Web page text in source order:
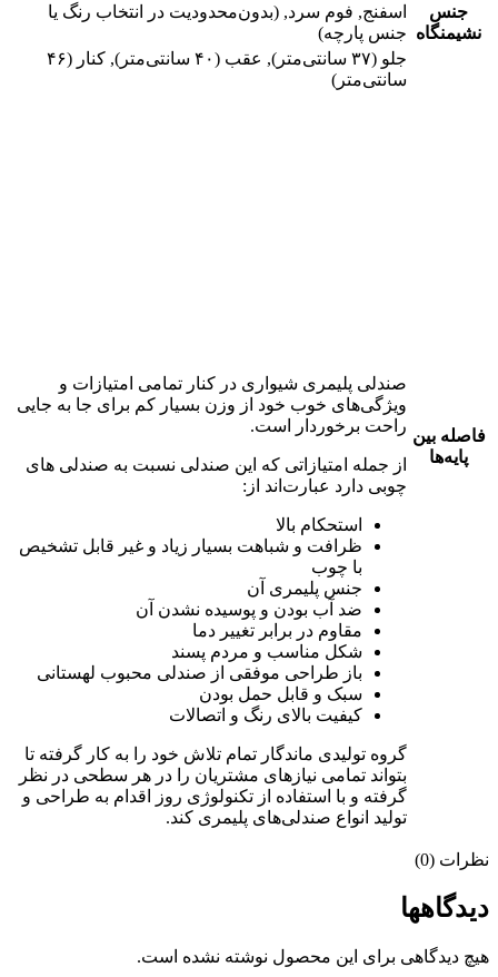
جنس
نشیمنگاه
اسفنج, فوم سرد, (بدون‌محدودیت در انتخاب رنگ یا
جنس پارچه)
فاصله بین
پایه‌ها
جلو (۳۷ سانتی‌متر), عقب (۴۰ سانتی‌متر), کنار (۴۶
سانتی‌متر)
صندلی پلیمری شیواری در کنار تمامی امتیازات و
ویژگی‌های خوب خود از وزن بسیار کم برای جا به جایی
راحت برخوردار است.
از جمله امتیازاتی که این صندلی نسبت به صندلی های
چوبی دارد عبارت‌اند از:
استحکام بالا
ظرافت و شباهت بسیار زیاد و غیر قابل تشخیص
با چوب
جنس پلیمری آن
ضد آب بودن و پوسیده نشدن آن
مقاوم در برابر تغییر دما
شکل مناسب و مردم پسند
باز طراحی موفقی از صندلی محبوب لهستانی
سبک و قابل حمل بودن
کیفیت بالای رنگ و اتصالات
گروه تولیدی ماندگار تمام تلاش خود را به کار گرفته تا
بتواند تمامی نیازهای مشتریان را در هر سطحی در نظر
گرفته و با استفاده از تکنولوژی روز اقدام به طراحی و
تولید انواع صندلی‌های پلیمری کند.
نظرات (0)
دیدگاهها
هیچ دیدگاهی برای این محصول نوشته نشده است.